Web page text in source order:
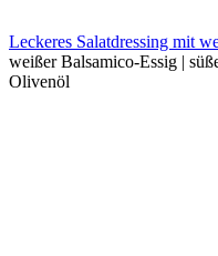
Leckeres Salatdressing mit
weißer Balsamico-Essig |
Olivenöl